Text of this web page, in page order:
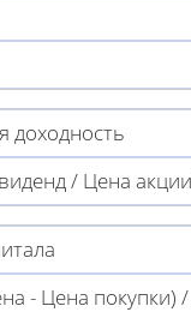
доходность
/ Цена
- Цена покупки)